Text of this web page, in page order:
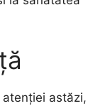
astăzi,